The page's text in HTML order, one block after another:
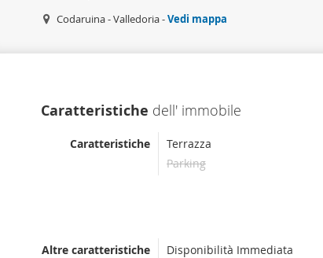
Codaruina - Valledoria -Vedi mappa
Caratteristiche dell' immobile
Caratteristiche
Terrazza
Parking
Altre caratteristiche
Disponibilità Immediata